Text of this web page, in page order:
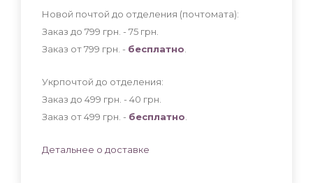
Новой почтой до отделения (почтомата):
Заказ до 799 грн. - 75 грн
Заказ от 799 грн. - бесплатно
Укрпочтой до отделения:
Заказ до 499 грн. - 40 грн
Заказ от 499 грн. - бесплатно
Детальнее о доставке